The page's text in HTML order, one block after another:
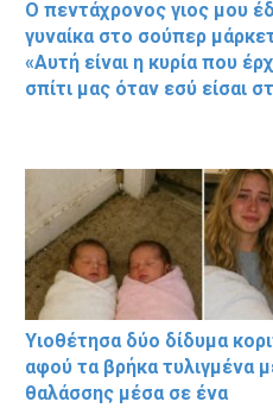
Ο πεντάχρονος γιος μου
γυναίκα στο σούπερ
«Αυτή είναι η κυρία που
σπίτι μας όταν εσύ είσαι
Υιοθέτησα δύο δίδυμα
αφού τα βρήκα τυλιγμένα
θαλάσσης μέσα σε ένα